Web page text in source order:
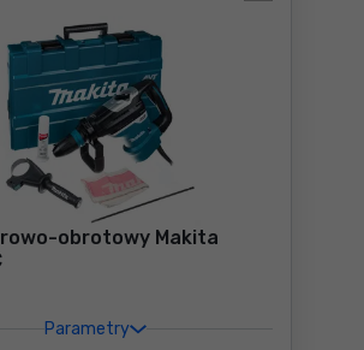
obrotowy Makita
Parametry